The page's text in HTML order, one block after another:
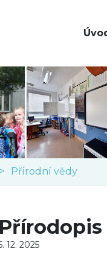
Přírodní vědy
12. 2025